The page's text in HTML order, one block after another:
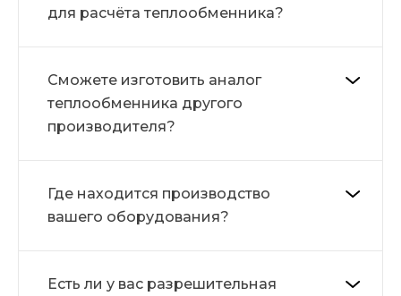
для расчёта теплообменника?
Сможете изготовить аналог
теплообменника другого
производителя?
Где находится производство
вашего оборудования?
Есть ли у вас разрешительная